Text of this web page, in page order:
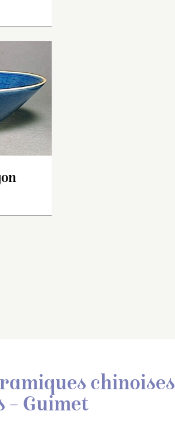
chinoises
– Guimet